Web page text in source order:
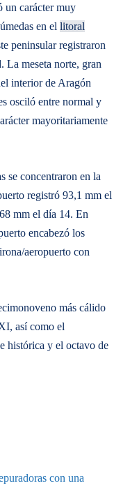
un carácter muy
en el litoral
peninsular registraron
La meseta norte, gran
interior de Aragón
osciló entre normal y
mayoritariamente
se concentraron en la
registró 93,1 mm el
mm el día 14. En
encabezó los
aeropuerto con
más cálido
así como el
histórica y el octavo de
con una